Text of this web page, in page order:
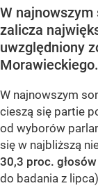
W najnowszym
zalicza
uwzględniony
Morawieckiego.
W najnowszym
cieszą się partie
od wyborów
się w najbliższą
30,3 proc. głosów
do badania z